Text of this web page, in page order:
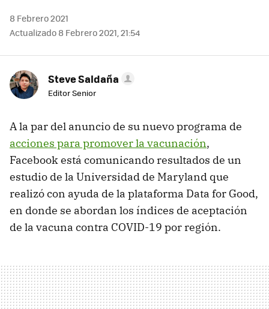
8 Febrero 2021
Actualizado 8 Febrero 2021, 21:54
Steve Saldaña
Editor Senior
A la par del anuncio de su nuevo programa de
acciones para promover la vacunación,
Facebook está comunicando resultados de un
estudio de la Universidad de Maryland que
realizó con ayuda de la plataforma Data for Good,
en donde se abordan los índices de aceptación
de la vacuna contra COVID-19 por región.